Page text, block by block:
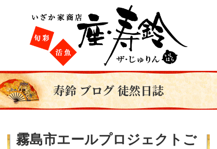
寿鈴 ブログ 徒然日誌
霧島市エールプロジェクトご